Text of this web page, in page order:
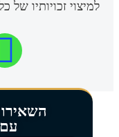
למיצוי זכויותיו של
עם